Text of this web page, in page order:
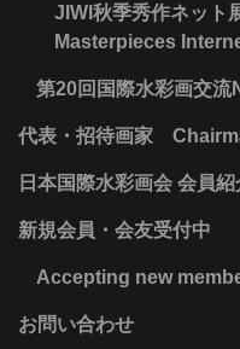
JIWI秋季秀作ネット
Masterpieces
第20回国際水彩画交流
代表・招待画家
日本国際水彩画会 会員
新規会員・会友受付中
Accepting new
お問い合わせ